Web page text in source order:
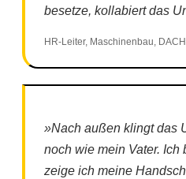
besetze, kollabiert das
HR-Leiter, Maschinenbau, DACH
»Nach außen klingt das
noch wie mein Vater. Ich
zeige ich meine